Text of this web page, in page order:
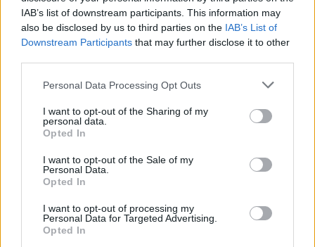
IAB’s list of downstream participants. This information may
also be disclosed by us to third parties on the IAB’s List of
Downstream Participants that may further disclose it to other
Personal Data Processing Opt Outs
I want to opt-out of the Sharing of my
personal data.
Opted In
I want to opt-out of the Sale of my
Personal Data.
Opted In
I want to opt-out of processing my
Personal Data for Targeted Advertising.
Opted In